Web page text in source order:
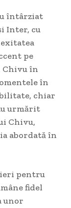
întârziat
Inter, cu
pe
în
în
chiar
urmărit
Chivu,
abordată în
pentru
fidel
unor